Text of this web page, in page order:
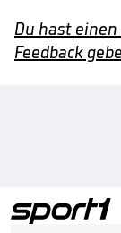
Du hast
Feedback